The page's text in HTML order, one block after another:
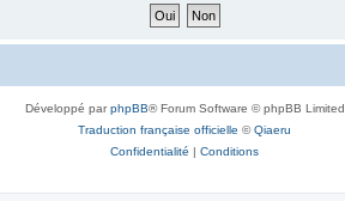
Développé parphpBB® Forum Software © phpBB Limited
Traduction française officielle ©Qiaeru
Confidentialité | Conditions